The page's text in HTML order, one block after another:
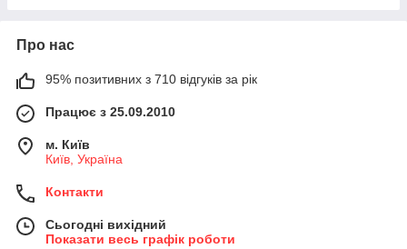
Про нас
95% позитивних з 710 відгуків за рік
Працює з 25.09.2010
м. Київ
Київ, Україна
Контакти
Сьогодні вихідний
Показати весь графік роботи